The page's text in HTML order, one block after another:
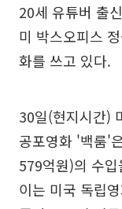
20세 유튜버 출
미 박스오피스
화를 쓰고 있다.
30일(현지시간)
공포영화 '백룸'
579억원)의 수
이는 미국 독립